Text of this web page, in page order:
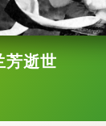
芳逝世